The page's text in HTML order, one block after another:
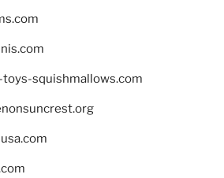
squishmallows.com